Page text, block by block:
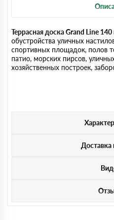
Террасная доска Grand Line
обустройства уличных
спортивных площадок, полов
патио, морских пирсов,
хозяйственных построек,
Доставка